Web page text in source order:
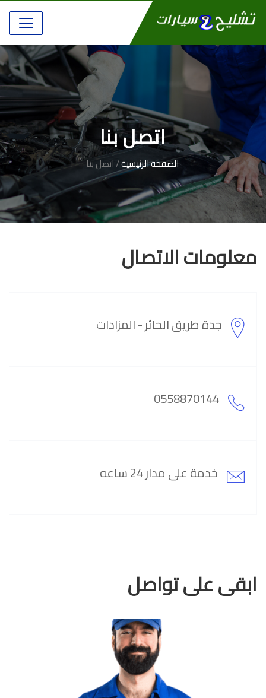
اتصل بنا
الصفحة الرئيسية/ اتصل بنا
معلومات الاتصال
جدة طريق الحائر - المزادات
0558870144
خدمة على مدار 24 ساعه
ابقى على تواصل